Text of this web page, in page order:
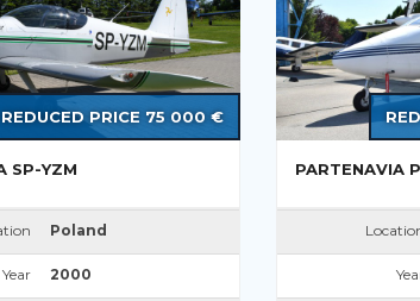
REDUCED PRICE 75 000 €
SP-YZM
Poland
Year 2000
PARTENAVIA